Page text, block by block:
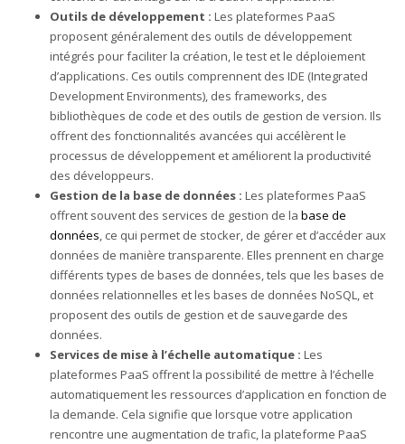
Outils de développement : Les plateformes PaaS
proposent généralement des outils de développement
intégrés pour faciliter la création, le test et le déploiement
d’applications. Ces outils comprennent des IDE (Integrated
Development Environments), des frameworks, des
bibliothèques de code et des outils de gestion de version. Ils
offrent des fonctionnalités avancées qui accélèrent le
processus de développement et améliorent la productivité
des développeurs.
Gestion de la base de données : Les plateformes PaaS
offrent souvent des services de gestion de la base de
données, ce qui permet de stocker, de gérer et d’accéder aux
données de manière transparente. Elles prennent en charge
différents types de bases de données, tels que les bases de
données relationnelles et les bases de données NoSQL, et
proposent des outils de gestion et de sauvegarde des
données.
Services de mise à l’échelle automatique : Les
plateformes PaaS offrent la possibilité de mettre à l’échelle
automatiquement les ressources d’application en fonction de
la demande. Cela signifie que lorsque votre application
rencontre une augmentation de trafic, la plateforme PaaS